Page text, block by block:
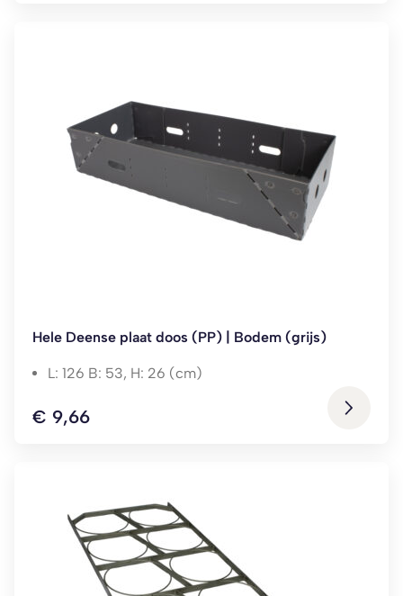
Hele Deense plaat doos (PP) | Bodem (grijs)
L: 126 B: 53, H: 26 (cm)
€ 9,66